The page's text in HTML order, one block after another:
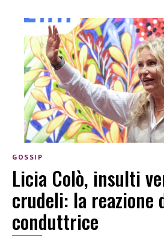
GOSSIP
Licia Colò, insulti
crudeli: la reazione
conduttrice